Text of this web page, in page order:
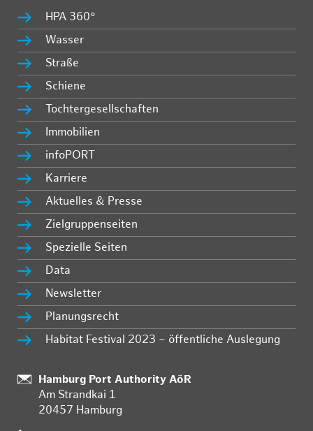
HPA 360°
Wasser
Straße
Schiene
Tochtergesellschaften
Immobilien
infoPORT
Karriere
Aktuelles & Presse
Zielgruppenseiten
Spezielle Seiten
Data
Newsletter
Planungsrecht
Habitat Festival 2023 – öffentliche Auslegung
Standort:
Hamburg Port Authority AöR
Am Strandkai 1
20457 Hamburg